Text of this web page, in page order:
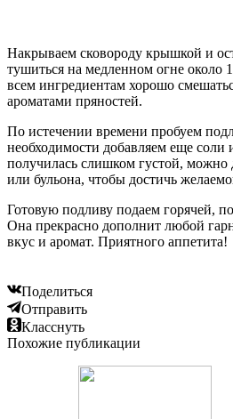
Накрываем сковороду крышкой и
тушиться на медленном огне около
всем ингредиентам хорошо
ароматами пряностей.
По истечении времени пробуем
необходимости добавляем еще
получилась слишком густой, можно
или бульона, чтобы достичь
Готовую подливу подаем горячей,
Она прекрасно дополнит любой
вкус и аромат. Приятного аппетита!
Поделиться
Отправить
Класснуть
Похожие публикации